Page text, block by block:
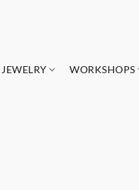
JEWELRY WORKSHOPS